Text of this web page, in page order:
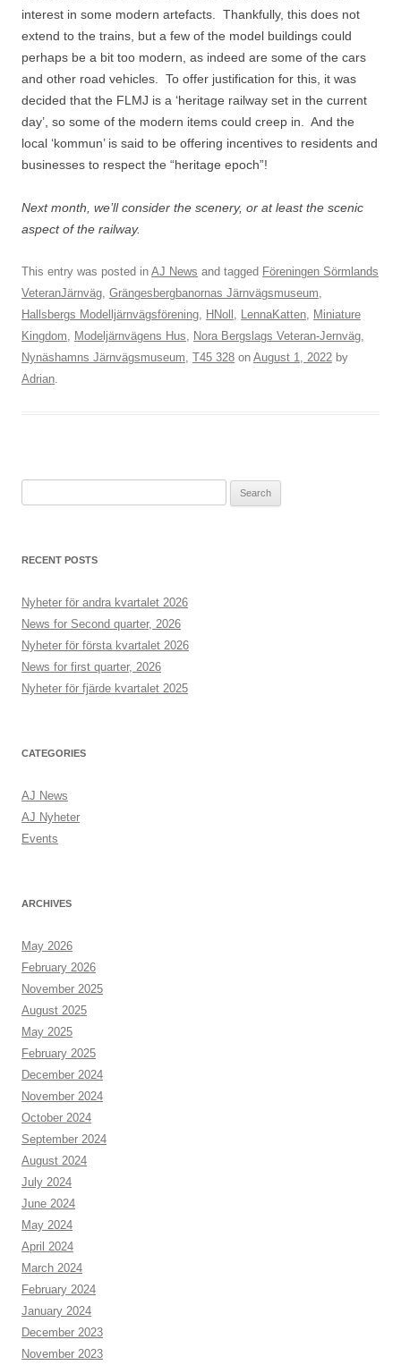
interest in some modern artefacts. Thankfully, this does not
extend to the trains, but a few of the model buildings could
perhaps be a bit too modern, as indeed are some of the cars
and other road vehicles. To offer justification for this, it was
decided that the FLMJ is a ‘heritage railway set in the current
day’, so some of the modern items could creep in. And the
local ‘kommun’ is said to be offering incentives to residents and
businesses to respect the “heritage epoch”!
Next month, we’ll consider the scenery, or at least the scenic
aspect of the railway.
This entry was posted in AJ News and tagged Föreningen Sörmlands
VeteranJärnväg, Grängesbergbanornas Järnvägsmuseum,
Hallsbergs Modelljärnvägsförening, HNoll , LennaKatten, Miniature
Kingdom, Modeljärnvägens Hus, Nora Bergslags Veteran-Jernväg,
Nynäshamns Järnvägsmuseum, T45 328 on August 1, 2022 by
Adrian.
RECENT POSTS
Nyheter för andra kvartalet 2026
News for Second quarter, 2026
Nyheter för första kvartalet 2026
News for first quarter, 2026
Nyheter för fjärde kvartalet 2025
CATEGORIES
AJ News
AJ Nyheter
Events
ARCHIVES
May 2026
February 2026
November 2025
August 2025
May 2025
February 2025
December 2024
November 2024
October 2024
September 2024
August 2024
July 2024
June 2024
May 2024
April 2024
March 2024
February 2024
January 2024
December 2023
November 2023